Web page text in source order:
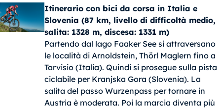
Itinerario con bici da corsa in Italia e
Slovenia (87 km, livello di difficoltà medio,
salita: 1328 m, discesa: 1331 m)
Partendo dal lago Faaker See si attraversano
le località di Arnoldstein, Thörl Maglern fino a
Tarvisio (Italia). Quindi si prosegue sulla pista
ciclabile per Kranjska Gora (Slovenia). La
salita del passo Wurzenpass per tornare in
Austria è moderata. Poi la marcia diventa più